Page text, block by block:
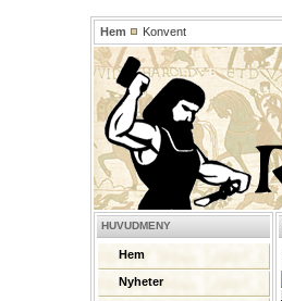
Hem Konvent
HUVUDMENY
Hem
Nyheter